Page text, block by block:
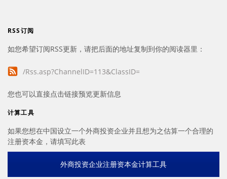
RSS订阅
如您希望订阅RSS更新，请把后面的地址复制到你的阅读器里：
/Rss.asp?ChannelID=113&ClassID=
您也可以直接点击链接预览更新信息
计算工具
如果您想在中国设立一个外商投资企业并且想为之估算一个合理的
注册资本金，请填写此表
外商投资企业注册资本金计算工具